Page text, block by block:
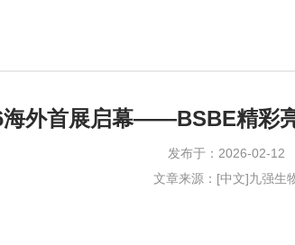
海外首展启幕——BSBE精彩
发布于：2026-02-12
文章来源：[中文]九强生